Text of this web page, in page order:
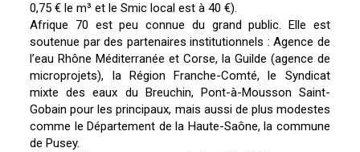
0,75 € le m³ et le Smic local est à 40 €).
Afrique 70 est peu connue du grand public. Elle est
soutenue par des partenaires institutionnels : Agence de
l’eau Rhône Méditerranée et Corse, la Guilde (agence de
microprojets), la Région Franche-Comté, le Syndicat
mixte des eaux du Breuchin, Pont-à-Mousson Saint-
Gobain pour les principaux, mais aussi de plus modestes
comme le Département de la Haute-Saône, la commune
de Pusey.